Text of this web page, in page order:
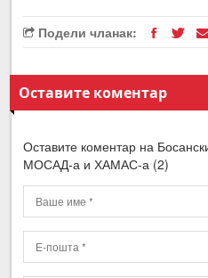
Подели чланак:
Оставите коментар
Оставите коментар на
МОСАД-а и ХАМАС-а (2)